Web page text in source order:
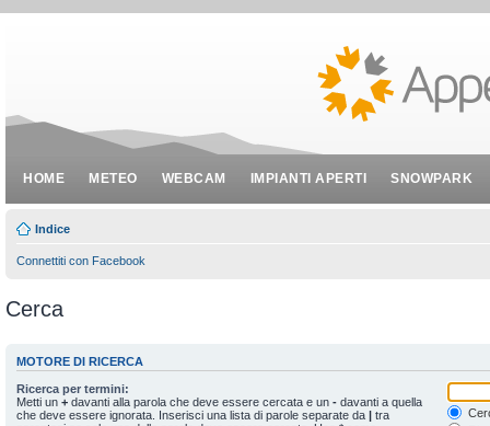
HOME METEO WEBCAM IMPIANTI APERTI SNOWPARK
Indice
Connettiti con Facebook
Cerca
MOTORE DI RICERCA
Ricerca per termini:
Metti un + davanti alla parola che deve essere cercata e un - davanti a quella
che deve essere ignorata. Inserisci una lista di parole separate da | tra